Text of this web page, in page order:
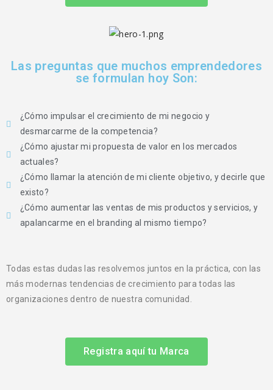
Las preguntas que muchos emprendedores
se formulan hoy Son:
¿Cómo impulsar el crecimiento de mi negocio y
desmarcarme de la competencia?
¿Cómo ajustar mi propuesta de valor en los mercados
actuales?
¿Cómo llamar la atención de mi cliente objetivo, y decirle que
existo?
¿Cómo aumentar las ventas de mis productos y servicios, y
apalancarme en el branding al mismo tiempo?
Todas estas dudas las resolvemos juntos en la práctica, con las
más modernas tendencias de crecimiento para todas las
organizaciones dentro de nuestra comunidad.
Registra aquí tu Marca